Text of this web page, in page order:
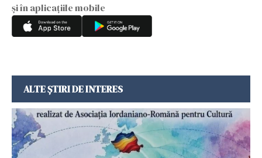
și în aplicațiile mobile
ALTE ȘTIRI DE INTERES